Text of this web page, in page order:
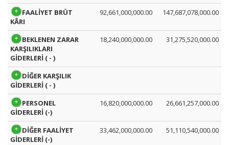
FAALİYET BRÜT
KÂRI
92,661,000,000.00 147,687,078,000.00
BEKLENEN ZARAR
KARŞILIKLARI
GİDERLERİ ( - )
18,240,000,000.00 31,275,520,000.00
DİĞER KARŞILIK
GİDERLERİ ( - )
PERSONEL
GİDERLERİ (-)
16,820,000,000.00 26,661,257,000.00
DİĞER FAALİYET
GİDERLERİ (-)
33,462,000,000.00 51,110,540,000.00